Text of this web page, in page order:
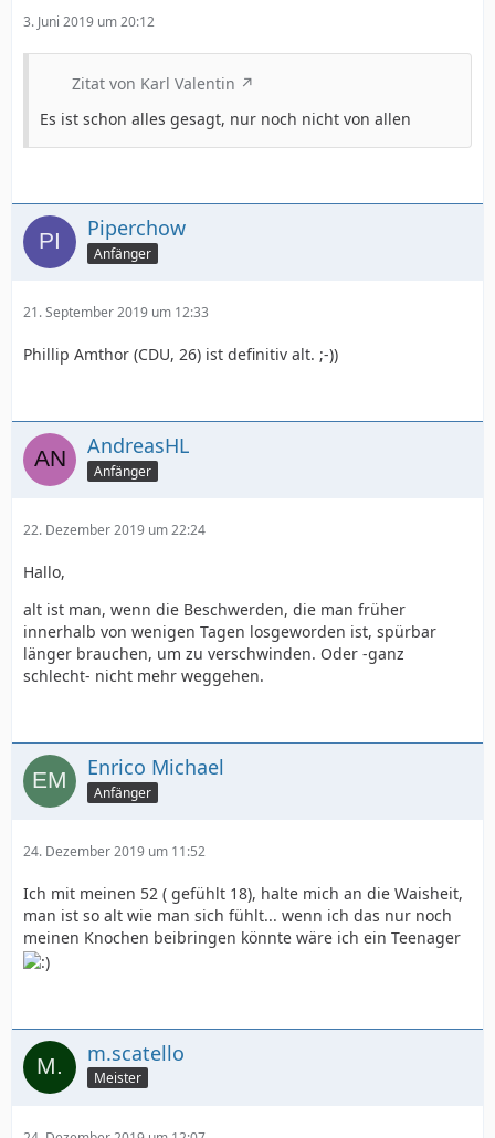
3. Juni 2019 um 20:12
Zitat von Karl Valentin
Es ist schon alles gesagt, nur noch nicht von allen
Piperchow
Anfänger
21. September 2019 um 12:33
Phillip Amthor (CDU, 26) ist definitiv alt. ;-))
AndreasHL
Anfänger
22. Dezember 2019 um 22:24
Hallo,
alt ist man, wenn die Beschwerden, die man früher
innerhalb von wenigen Tagen losgeworden ist, spürbar
länger brauchen, um zu verschwinden. Oder -ganz
schlecht- nicht mehr weggehen.
Enrico Michael
Anfänger
24. Dezember 2019 um 11:52
Ich mit meinen 52 ( gefühlt 18), halte mich an die Waisheit,
man ist so alt wie man sich fühlt... wenn ich das nur noch
meinen Knochen beibringen könnte wäre ich ein Teenager
m.scatello
Meister